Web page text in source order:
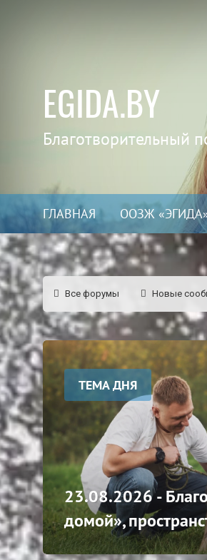
EGIDA.BY
Благотворительный
ГЛАВНАЯ ООЗЖ
Все форумы Новые
ТЕМА ДНЯ
23.08.2026 -
домой»,